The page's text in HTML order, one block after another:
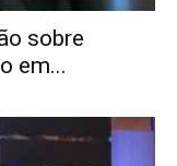
sobre
em...